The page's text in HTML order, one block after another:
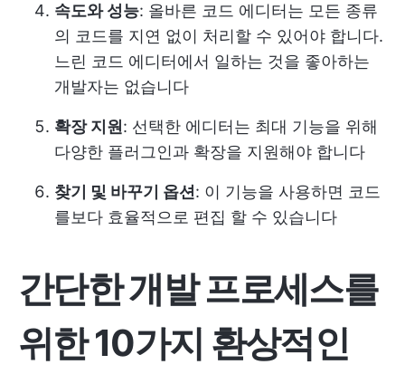
속도와 성능: 올바른 코드 에디터는 모든 종류
의 코드를 지연 없이 처리할 수 있어야 합니다.
느린 코드 에디터에서 일하는 것을 좋아하는
개발자는 없습니다
확장 지원 : 선택한 에디터는 최대 기능을 위해
다양한 플러그인과 확장을 지원해야 합니다
찾기 및 바꾸기 옵션 : 이 기능을 사용하면 코드
를보다 효율적으로 편집 할 수 있습니다
간단한 개발 프로세스를
위한 10가지 환상적인